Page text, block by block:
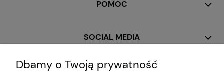
POMOC
SOCIAL MEDIA
MOJE KONTO
Dbamy o Twoją prywatność